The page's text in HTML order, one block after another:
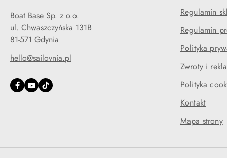
Boat Base Sp. z o.o.
ul. Chwaszczyńska 131B
81-571 Gdynia
hello@sailovnia.pl
Regulamin
Regulamin
Polityka
Zwroty i
Polityka
Kontakt
Mapa strony